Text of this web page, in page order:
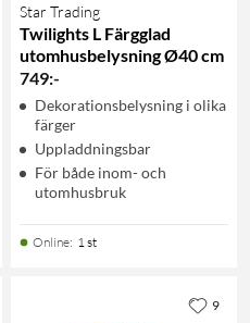
Star Trading
Twilights L Färgglad
utomhusbelysning Ø40 cm
749:-
Dekorationsbelysning i olika
färger
Uppladdningsbar
För både inom- och
utomhusbruk
Online: 1 st
9